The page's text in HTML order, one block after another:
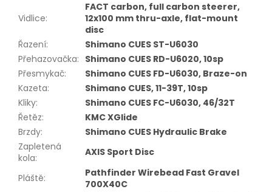
Vidlice:
FACT carbon, full carbon steerer,
12x100 mm thru-axle, flat-mount
disc
Řazení:
Shimano CUES ST-U6030
Přehazovačka: Shimano CUES RD-U6020, 10sp
Přesmykač:
Shimano CUES FD-U6030, Braze-on
Kazeta:
Shimano CUES, 11-39T, 10sp
Kliky:
Shimano CUES FC-U6030, 46/32T
Řetěz:
KMC XGlide
Brzdy:
Shimano CUES Hydraulic Brake
Zapletená
kola: AXIS Sport Disc
Pláště:
Pathfinder Wirebead Fast Gravel
700X40C